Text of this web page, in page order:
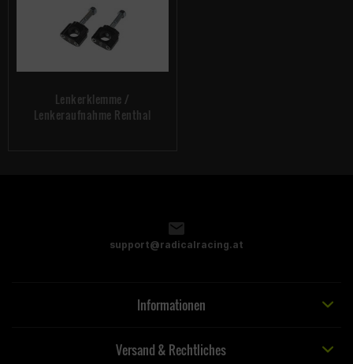
Lenkerklemme /
Lenkeraufnahme Renthal
support@radicalracing.at
Informationen
Versand & Rechtliches